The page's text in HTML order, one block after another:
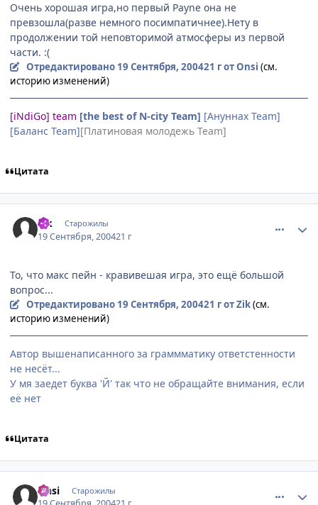
Очень хорошая игра,но первый Payne она не
превзошла(разве немного посимпатичнее).Нету в
продолжении той неповторимой атмосферы из первой
части. :(
Отредактировано 19 Сентября, 200421 гот Onsi (см.
историю изменений)
[iNdiGo] team [the best of N-city Team] [Ануннах Team]
[Баланс Team][Платиновая молодежь Team]
Цитата
Zik Старожилы
19 Сентября, 200421 г
То, что макс пейн - кравивешая игра, это ещё большой
вопрос...
Отредактировано 19 Сентября, 200421 гот Zik(см.
историю изменений)
Автор вышенаписанного за граммматику ответстенности
не несёт...
У мя заедет буква 'Й' так что не обращайте внимания, если
её нет
Цитата
Onsi Старожилы